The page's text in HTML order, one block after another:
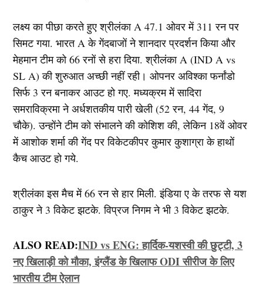
लक्ष्य का पीछा करते हुए श्रीलंका A 47.1 ओवर में 311 रन पर
सिमट गया. भारत A के गेंदबाजों ने शानदार प्रदर्शन किया और
मेहमान टीम को 66 रनों से हरा दिया. श्रीलंका A (IND A vs
SL A) की शुरुआत अच्छी नहीं रही। ओपनर अविश्का फर्नांडो
सिर्फ 3 रन बनाकर आउट हो गए. मध्यक्रम में सादिरा
समराविक्रमा ने अर्धशतकीय पारी खेली (52 रन, 44 गेंद, 9
चौके). उन्होंने टीम को संभालने की कोशिश की, लेकिन 18वें ओवर
में आशोक शर्मा की गेंद पर विकेटकीपर कुमार कुशाग्रा के हाथों
कैच आउट हो गये.
श्रीलंका इस मैच में 66 रन से हार मिली. इंडिया ए के तरफ से यश
ठाकुर ने 3 विकेट झटके. विप्रज निगम ने भी 3 विकेट झटके.
ALSO READ:IND vs ENG: हार्दिक-यशस्वी की छुट्टी, 3
नए खिलाड़ी को मौका, इंग्लैंड के खिलाफ ODI सीरीज के लिए
भारतीय टीम ऐलान